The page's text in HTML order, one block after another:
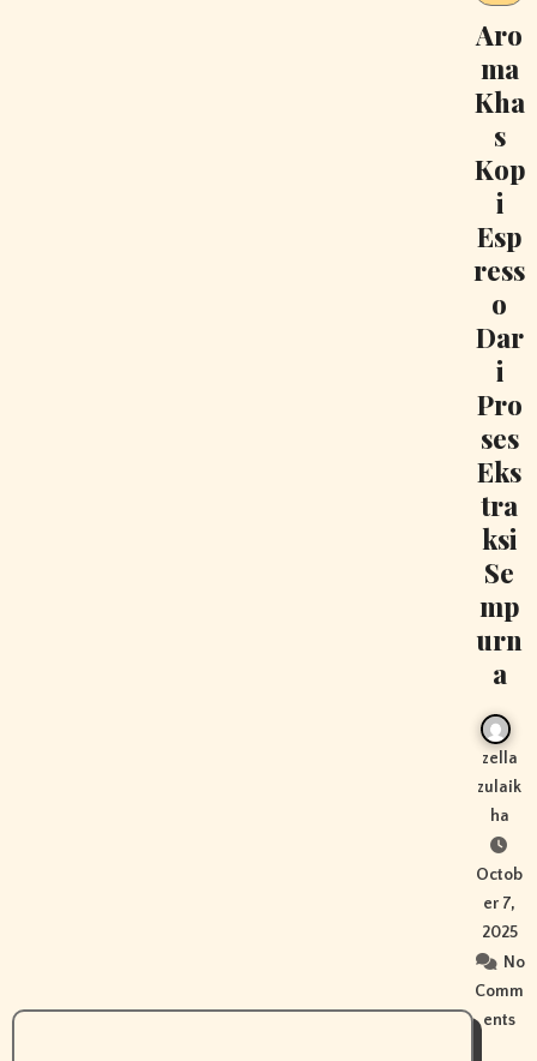
Aro
ma
Kha
s
Kop
i
Esp
ress
o
Dar
i
Pro
ses
Eks
tra
ksi
Se
mp
urn
a
zella
zulaik
ha
Octob
er 7,
2025
No
Comm
ents